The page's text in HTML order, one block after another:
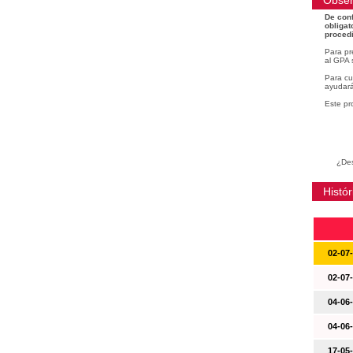
De
Para
al GPA
Para
Este
02-
02-
04-
04-
17-